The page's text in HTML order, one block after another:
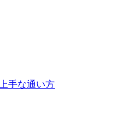
手な通い方